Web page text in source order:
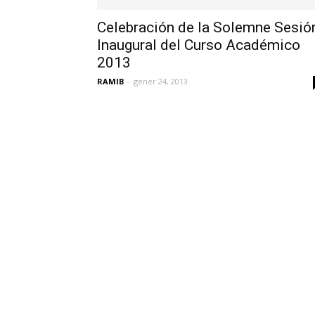
Celebración de la Solemne
Inaugural del Curso Académico
2013
RAMIB - gener 24, 2013